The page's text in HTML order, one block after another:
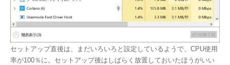
セットアップ直後は、まだいろいろと設定しているようで、CPU使用
率が100％に。セットアップ後はしばらく放置しておいたほうがいい